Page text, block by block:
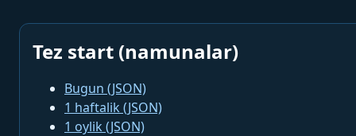
Tez start (namunalar)
Bugun (JSON)
1 haftalik (JSON)
1 oylik (JSON)